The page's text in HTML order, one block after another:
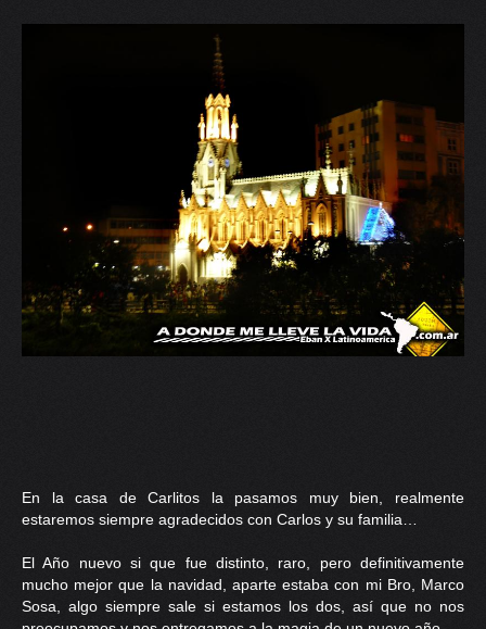
En la casa de Carlitos la pasamos muy bien, realmente
estaremos siempre agradecidos con Carlos y su familia…
El Año nuevo si que fue distinto, raro, pero definitivamente
mucho mejor que la navidad, aparte estaba con mi Bro, Marco
Sosa, algo siempre sale si estamos los dos, así que no nos